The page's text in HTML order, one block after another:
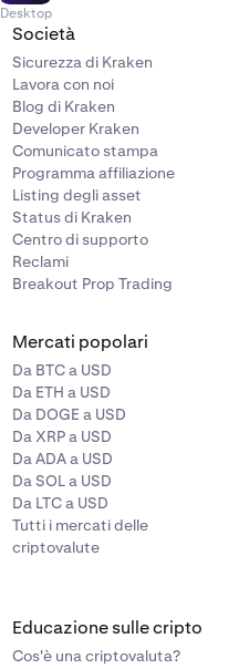
Desktop
Società
Sicurezza di Kraken
Lavora con noi
Blog di Kraken
Developer Kraken
Comunicato stampa
Programma affiliazione
Listing degli asset
Status di Kraken
Centro di supporto
Reclami
Breakout Prop Trading
Mercati popolari
Da BTC a USD
Da ETH a USD
Da DOGE a USD
Da XRP a USD
Da ADA a USD
Da SOL a USD
Da LTC a USD
Tutti i mercati delle
criptovalute
Educazione sulle cripto
Cos'è una criptovaluta?